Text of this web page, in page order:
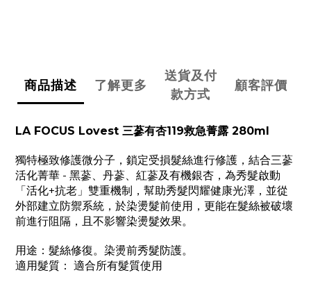
商品描述 了解更多
送貨及付
款方式
顧客評價
LA FOCUS Lovest 三蔘有杏119救急菁露 280ml
獨特極致修護微分子，鎖定受損髮絲進行修護，結合三蔘
活化菁華 - 黑蔘、丹蔘、紅蔘及有機銀杏，為秀髮啟動
「活化+抗老」雙重機制，幫助秀髮閃耀健康光澤，並從
外部建立防禦系統，於染燙髮前使用，更能在髮絲被破壞
前進行阻隔，且不影響染燙髮效果。
用途：髮絲修復。染燙前秀髮防護。
適用髮質： 適合所有髮質使用